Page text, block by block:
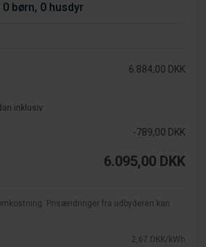
inklusiv
6.884,00 DKK
-789,00 DKK
6.095,00 DKK
Prisændringer fra udbyderen kan
2,67 DKK/kWh